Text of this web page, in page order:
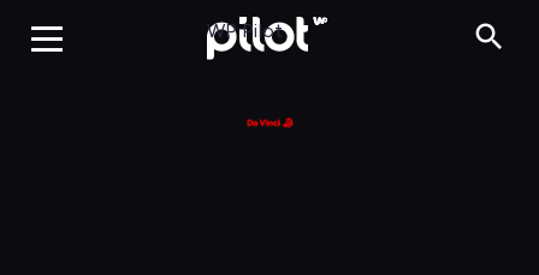
Julka i Kulka
WP Pilot